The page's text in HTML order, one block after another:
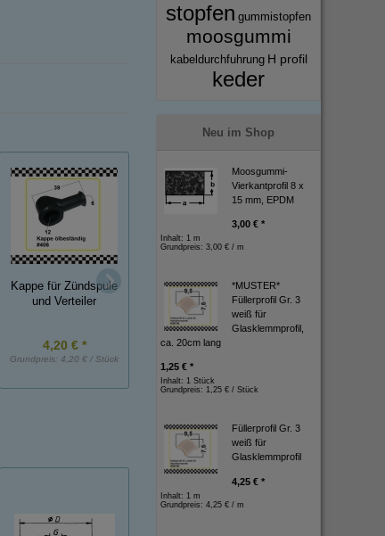
Kappe für Zündspule
und Verteiler
4,20 € *
Grundpreis: 4,20 € / Stück
Gummischutzkappe
für Starter LKW
2,40 € *
stopfen gummistopfen
moosgummi
kabeldurchfuhrung H profil
keder
Neu im Shop
Moosgummi-
Vierkantprofil 8 x
15 mm, EPDM
3,00 € *
Inhalt: 1 m
Grundpreis: 3,00 € / m
*MUSTER*
Füllerprofil Gr. 3
weiß für
Glasklemmprofil,
ca. 20cm lang
1,25 € *
Inhalt: 1 Stück
Grundpreis: 1,25 € / Stück
Füllerprofil Gr. 3
weiß für
Glasklemmprofil
4,25 € *
Inhalt: 1 m
Grundpreis: 4,25 € / m